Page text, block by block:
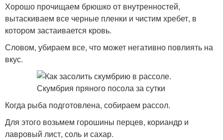
Хорошо прочищаем брюшко от внутренностей,
вытаскиваем все черные пленки и чистим хребет, в
котором застаивается кровь.
Словом, убираем все, что может негативно повлиять на
вкус.
Когда рыба подготовлена, собираем рассол.
Для этого возьмем горошины перцев, кориандр и
лавровый лист, соль и сахар.